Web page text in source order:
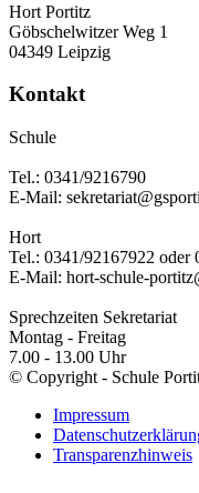
Hort Portitz
Göbschelwitzer Weg 1
04349 Leipzig
Kontakt
Schule
Tel.: 0341/9216790
E-Mail:
Hort
Tel.: 0341/92167922 oder
E-Mail: hort-schule-
Sprechzeiten Sekretariat
Montag - Freitag
7.00 - 13.00 Uhr
© Copyright - Schule
Impressum
Transparenzhinweis